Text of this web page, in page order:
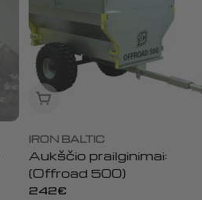
Išparduota
IRON BALTIC
Aukščio prailginimai:
(Offroad 500)
Įprasta
242€